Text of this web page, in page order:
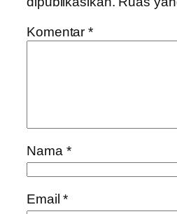
Komentar*
Nama *
Email*